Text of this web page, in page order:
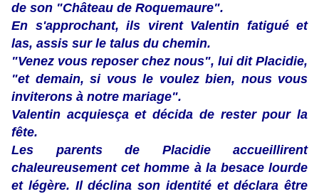
de son "Château de Roquemaure".
En s'approchant, ils virent Valentin fatigué et
las, assis sur le talus du chemin.
"Venez vous reposer chez nous", lui dit Placidie,
"et demain, si vous le voulez bien, nous vous
inviterons à notre mariage".
Valentin acquiesça et décida de rester pour la
fête.
Les parents de Placidie accueillirent
chaleureusement cet homme à la besace lourde
et légère. Il déclina son identité et déclara être